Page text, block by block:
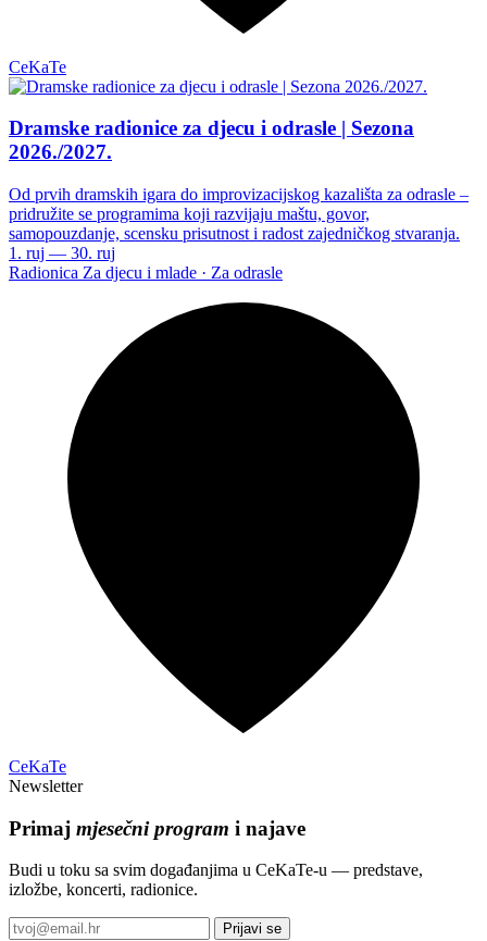
CeKaTe
Dramske radionice za djecu i odrasle | Sezona
2026./2027.
Od prvih dramskih igara do improvizacijskog kazališta za odrasle –
pridružite se programima koji razvijaju maštu, govor,
samopouzdanje, scensku prisutnost i radost zajedničkog stvaranja.
1. ruj — 30. ruj
Radionica Za djecu i mlade · Za odrasle
CeKaTe
Newsletter
Primaj mjesečni program i najave
Budi u toku sa svim događanjima u CeKaTe-u — predstave,
izložbe, koncerti, radionice.
Prijavi se